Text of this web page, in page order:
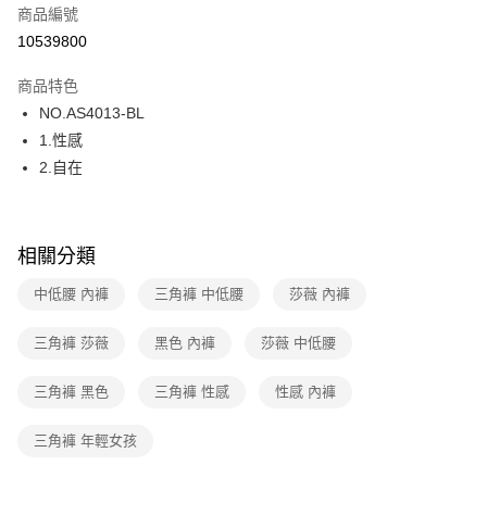
街口支付
運送方式
全家取貨付款
每筆NT$80，滿NT$1,000(含以上)免運費
每筆NT$80，滿NT$1,000(含以上)免運費
7-11取貨付款
付款後7-11取貨
每筆NT$80，滿NT$1,000(含以上)免運費
每筆NT$80，滿NT$1,000(含以上)免運費
商品編號
10539800
商品特色
NO.AS4013-BL
1.性感
2.自在
相關分類
中低腰 內褲 三角褲 中低腰 莎薇 內褲
三角褲 莎薇 黑色 內褲 莎薇 中低腰
三角褲 黑色 三角褲 性感 性感 內褲
三角褲 年輕女孩